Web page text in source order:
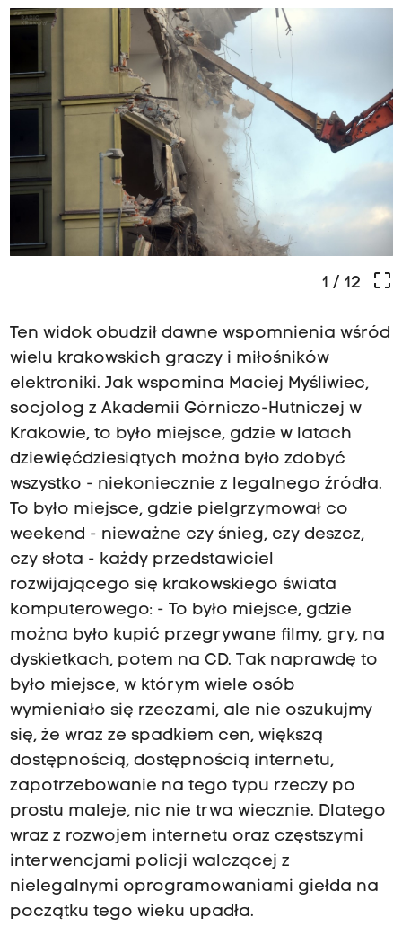
crop_free
1 / 12
Ten widok obudził dawne wspomnienia wśród
wielu krakowskich graczy i miłośników
elektroniki. Jak wspomina Maciej Myśliwiec,
socjolog z Akademii Górniczo-Hutniczej w
Krakowie, to było miejsce, gdzie w latach
dziewięćdziesiątych można było zdobyć
wszystko - niekoniecznie z legalnego źródła.
To było miejsce, gdzie pielgrzymował co
weekend - nieważne czy śnieg, czy deszcz,
czy słota - każdy przedstawiciel
rozwijającego się krakowskiego świata
komputerowego: - To było miejsce, gdzie
można było kupić przegrywane filmy, gry, na
dyskietkach, potem na CD. Tak naprawdę to
było miejsce, w którym wiele osób
wymieniało się rzeczami, ale nie oszukujmy
się, że wraz ze spadkiem cen, większą
dostępnością, dostępnością internetu,
zapotrzebowanie na tego typu rzeczy po
prostu maleje, nic nie trwa wiecznie. Dlatego
wraz z rozwojem internetu oraz częstszymi
interwencjami policji walczącej z
nielegalnymi oprogramowaniami giełda na
początku tego wieku upadła.